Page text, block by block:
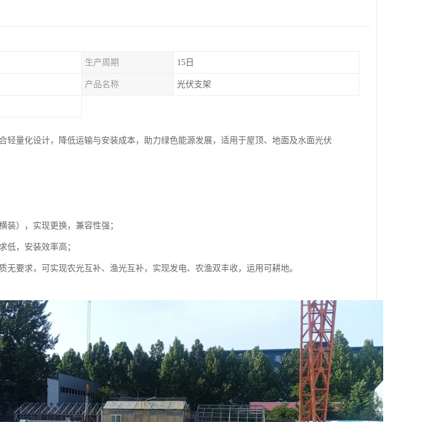
生产周期 15日
产品名称 光伏支架
轻量化设计，降低运输与安装成本，助力绿色能源发展，适用于屋顶、地面及水面光伏
装），实现更换，兼容性强；
低，安装效率高；
无要求，可实现农光互补、渔光互补，实现发电、农渔双丰收，运用可耕地。